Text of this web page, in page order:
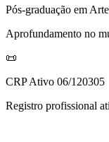
Pós-graduação em
Aprofundamento no
📜
CRP Ativo 06/120305
Registro profissional